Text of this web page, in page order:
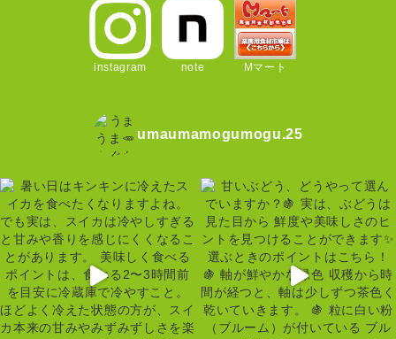
instagram note Mマート
umaumamogumogu.25